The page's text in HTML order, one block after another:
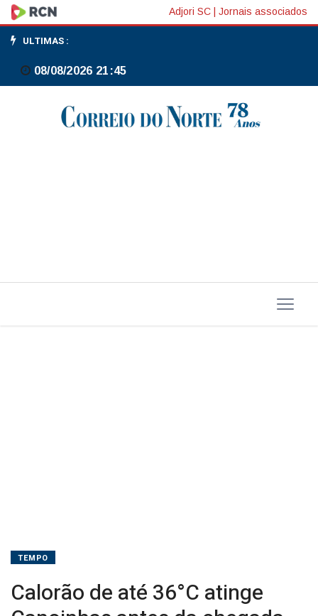
Calorão
de
até
atinge
de
Adjori SC Jornais associados
ULTIMAS :
08/08/2026 21:45
TEMPO
Calorão de até 36°C atinge